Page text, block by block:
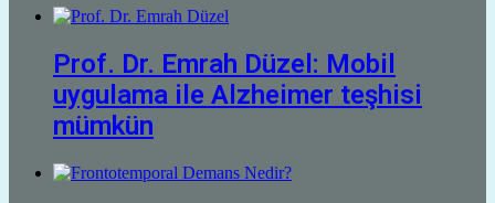
Prof. Dr. Emrah Düzel: Mobil
uygulama ile Alzheimer teşhisi
mümkün